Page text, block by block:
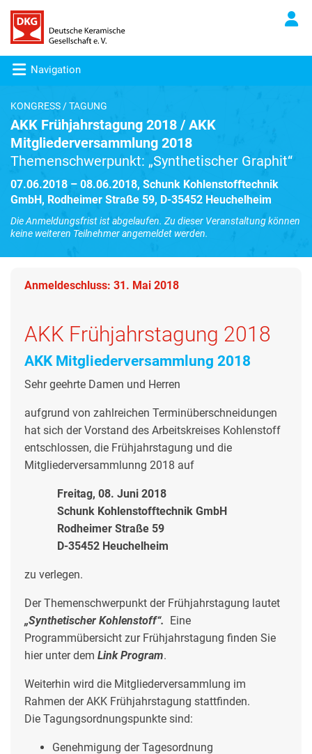
Navigation
KONGRESS / TAGUNG
AKK Frühjahrstagung 2018 / AKK
Mitgliederversammlung 2018
Themenschwerpunkt: „Synthetischer Graphit“
07.06.2018 – 08.06.2018, Schunk Kohlenstofftechnik
GmbH, Rodheimer Straße 59, D-35452 Heuchelheim
Die Anmeldungsfrist ist abgelaufen. Zu dieser Veranstaltung können
keine weiteren Teilnehmer angemeldet werden.
Anmeldeschluss: 31. Mai 2018
AKK Frühjahrstagung 2018
AKK Mitgliederversammlung 2018
Sehr geehrte Damen und Herren
aufgrund von zahlreichen Terminüberschneidungen
hat sich der Vorstand des Arbeitskreises Kohlenstoff
entschlossen, die Frühjahrstagung und die
Mitgliederversammlunng 2018 auf
Freitag, 08. Juni 2018
Schunk Kohlenstofftechnik GmbH
Rodheimer Straße 59
D-35452 Heuchelheim
zu verlegen.
Der Themenschwerpunkt der Frühjahrstagung lautet
„Synthetischer Kohlenstoff“. Eine
Programmübersicht zur Frühjahrstagung finden Sie
hier unter dem LinkProgram.
Weiterhin wird die Mitgliederversammlung im
Rahmen der AKK Frühjahrstagung stattfinden.
Die Tagungsordnungspunkte sind:
Genehmigung der Tagesordnung